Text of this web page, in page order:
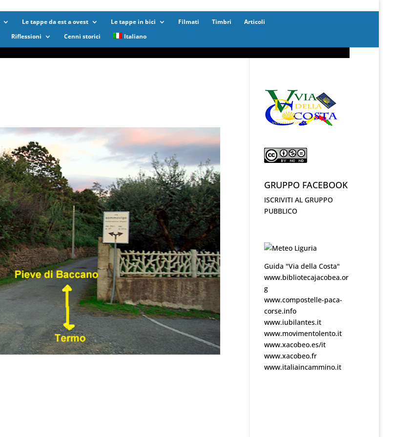
Le tappe da est a ovest Le tappe in bici Filmati Timbri
Articoli
Riflessioni Cenni storici Italiano
GRUPPO FACEBOOK
ISCRIVITI AL GRUPPO
PUBBLICO
Guida "Via della Costa"
www.bibliotecajacobea.or
g
www.compostelle-paca-
corse.info
www.iubilantes.it
www.movimentolento.it
www.xacobeo.es/it
www.xacobeo.fr
www.italiaincammino.it